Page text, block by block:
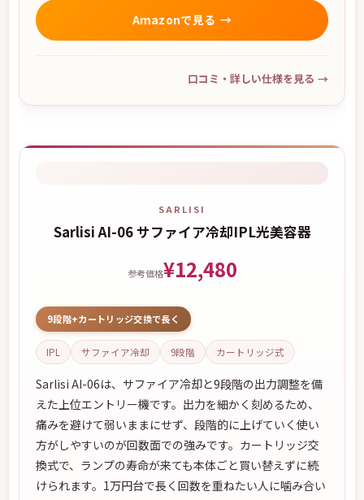
Amazonで見る
口コミ・詳しい仕様を見る →
SARLISI
Sarlisi AI-06 サファイア冷却IPL光美容器
参考価格¥12,480
9段階+カートリッジ交換で長く
IPL サファイア冷却 9段階 カートリッジ式
Sarlisi AI-06は、サファイア冷却と9段階の出力調整を備
えた上位エントリー機です。出力を細かく刻めるため、
痛みを避けて弱いままにせず、段階的に上げていく使い
方がしやすいのが回数面での強みです。カートリッジ交
換式で、ランプの寿命が来ても本体ごと買い替えずに続
けられます。1万円台で長く回数を重ねたい人に噛み合い